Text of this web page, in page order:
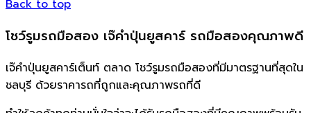
Back to top
โชว์รูมรถมือสอง เจ๊คำปุ่นยูสคาร์ รถมือสองคุณภาพดี
เจ๊คำปุ่นยูสคาร์เต็นท์ ตลาด โชว์รูมรถมือสองที่มีมาตรฐานที่สุดใน
ชลบุรี ด้วยราคารถที่ถูกและคุณภาพรถที่ดี